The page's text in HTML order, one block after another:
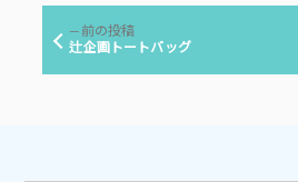
ー
前の投稿前
の
辻企画トートバッグ